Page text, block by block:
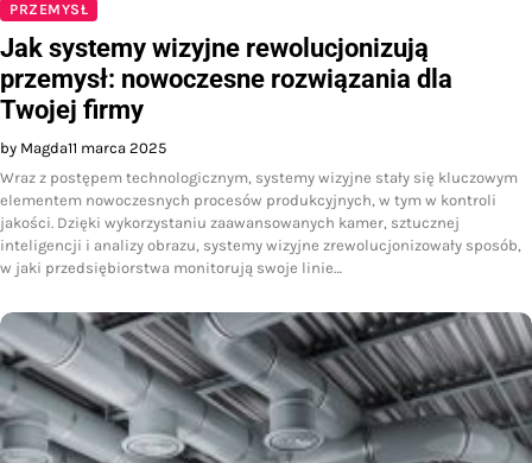
PRZEMYSŁ
Jak systemy wizyjne rewolucjonizują
przemysł: nowoczesne rozwiązania dla
Twojej firmy
by Magda11 marca 2025
Wraz z postępem technologicznym, systemy wizyjne stały się kluczowym
elementem nowoczesnych procesów produkcyjnych, w tym w kontroli
jakości. Dzięki wykorzystaniu zaawansowanych kamer, sztucznej
inteligencji i analizy obrazu, systemy wizyjne zrewolucjonizowały sposób,
w jaki przedsiębiorstwa monitorują swoje linie…